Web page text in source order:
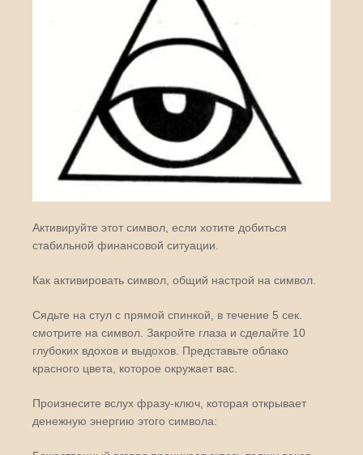
Активируйте этот символ, если хотите добиться
стабильной финансовой ситуации.
Как активировать символ, общий настрой на символ.
Сядьте на стул с прямой спинкой, в течение 5 сек.
смотрите на символ. Закройте глаза и сделайте 10
глубоких вдохов и выдохов. Представьте облако
красного цвета, которое окружает вас.
Произнесите вслух фразу-ключ, которая открывает
денежную энергию этого символа: